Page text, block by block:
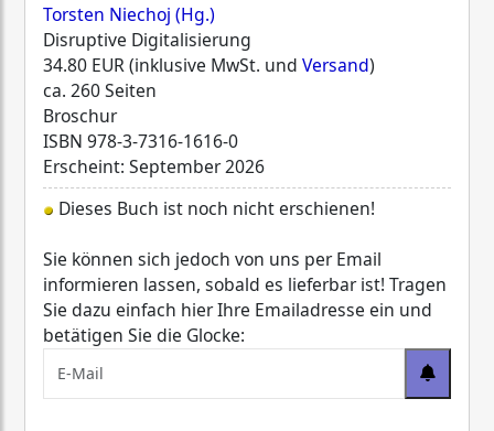
Torsten Niechoj (Hg.)
Disruptive Digitalisierung
34.80 EUR (inklusive MwSt. und Versand)
ca. 260 Seiten
Broschur
ISBN 978-3-7316-1616-0
Erscheint: September 2026
Dieses Buch ist noch nicht erschienen!
Sie können sich jedoch von uns per Email
informieren lassen, sobald es lieferbar ist! Tragen
Sie dazu einfach hier Ihre Emailadresse ein und
betätigen Sie die Glocke: